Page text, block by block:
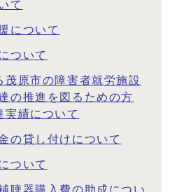
て
について
ついて
茂原市の障害者就労施設
の推進を図るための方
実績について
の貸し付けについて
ついて